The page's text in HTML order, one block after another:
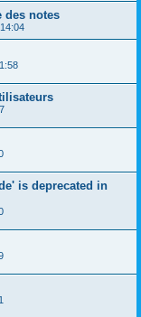
des notes
is deprecated in